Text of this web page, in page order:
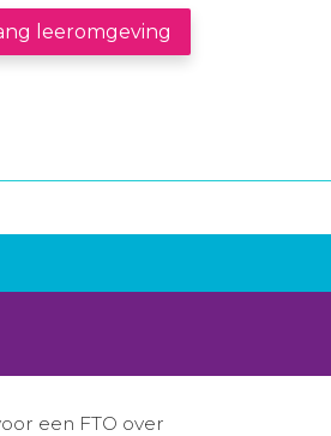
leeromgeving
een FTO over